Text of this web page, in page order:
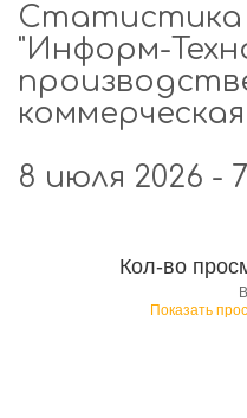
Статистика
"Информ-
8 июля 2026 -
Кол-во
Показать